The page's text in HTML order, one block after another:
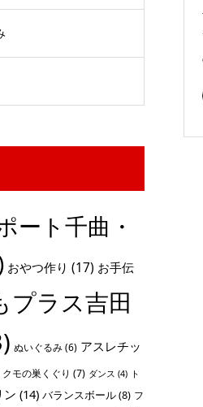
ート千曲・
おやつ作り (17) お手伝
プラス吉田
ぬいぐるみ(6) アスレチッ
クモの巣くぐり (7) ダンス (4) ト
ン (14) バランスボール(8) フ